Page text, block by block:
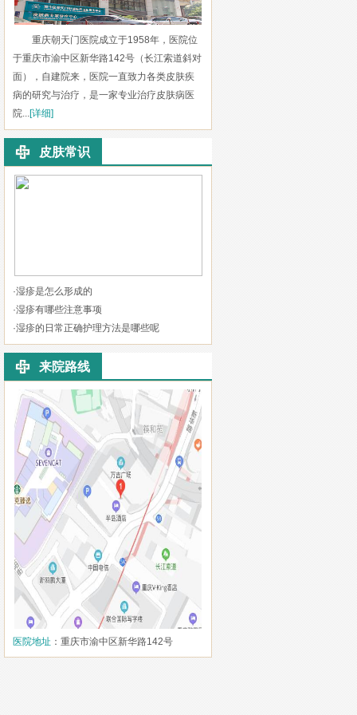
重庆朝天门医院成立于1958年，医院位
于重庆市渝中区新华路142号（长江索道斜对
面），自建院来，医院一直致力各类皮肤疾
病的研究与治疗，是一家专业治疗皮肤病医
院... [详细]
皮肤常识
·湿疹是怎么形成的
·湿疹有哪些注意事项
·湿疹的日常正确护理方法是哪些呢
来院路线
医院地址 ：重庆市渝中区新华路142号